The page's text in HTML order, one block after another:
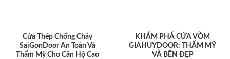
Cửa Thép Chống Cháy
SaiGonDoor An Toàn Và
Thẩm Mỹ Cho Căn Hộ Cao
KHÁM PHÁ CỬA VÒM
GIAHUYDOOR: THẨM MỸ
VÀ BỀN ĐẸP